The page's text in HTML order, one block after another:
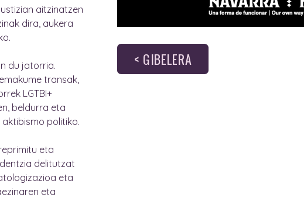
aitzinatzen
dira, aukera
du jatorria.
transak,
LGTBI+
beldurra eta
politiko.
eta
delitutzat
eta
eta
< GIBELERA